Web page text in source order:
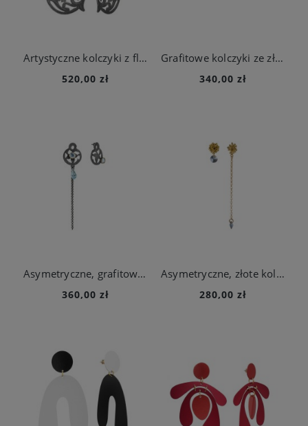
Artystyczne kolczyki z floralnym ornamentem z kolekcji Maroko
520,00 zł
Grafitowe kolczyki ze złoto-niebieskimi zawieszkami z kolekcji Maroko
340,00 zł
Asymetryczne, grafitowe kolczyki z kolekcji Maroko
360,00 zł
Asymetryczne, złote kolczyki kwiatki z kryształem z kolekcji Bery
280,00 zł